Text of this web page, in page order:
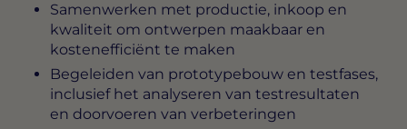
Samenwerken met productie, inkoop en
kwaliteit om ontwerpen maakbaar en
kostenefficiënt te maken
Begeleiden van prototypebouw en testfases,
inclusief het analyseren van testresultaten
en doorvoeren van verbeteringen